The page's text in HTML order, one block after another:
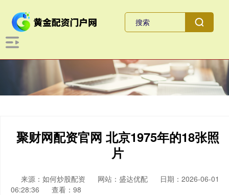
聚财网配资官网 北京1975年的18张照
片
来源：如何炒股配资 网站：盛达优配
日期：2026-06-01
06:28:36
查看：98